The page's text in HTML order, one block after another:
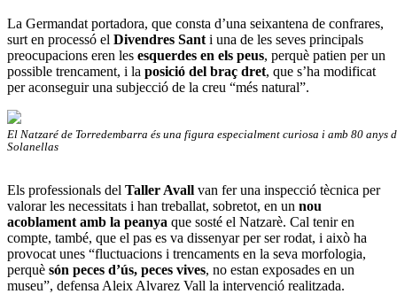
La Germandat portadora, que consta d’una seixantena de confrares,
surt en processó el Divendres Sant i una de les seves principals
preocupacions eren les esquerdes en els peus, perquè patien per un
possible trencament, i la posició del braç dret, que s’ha modificat
per aconseguir una subjecció de la creu “més natural”.
El Natzaré de Torredembarra és una figura especialment curiosa i amb 80
Solanellas
Els professionals del Taller Avall van fer una inspecció tècnica per
valorar les necessitats i han treballat, sobretot, en un nou
acoblament amb la peanya que sosté el Natzarè. Cal tenir en
compte, també, que el pas es va dissenyar per ser rodat, i això ha
provocat unes “fluctuacions i trencaments en la seva morfologia,
perquè són peces d’ús, peces vives, no estan exposades en un
museu”, defensa Aleix Alvarez Vall la intervenció realitzada.